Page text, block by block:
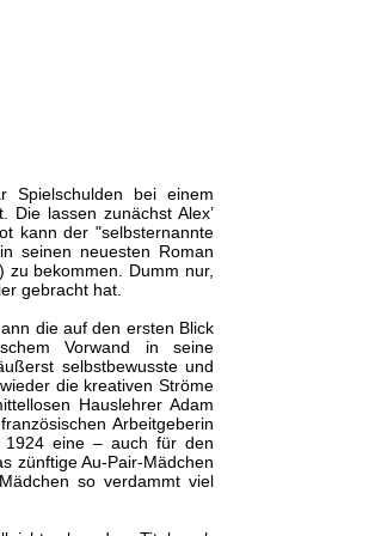
bei einem
lassen zunächst Alex’
kann der "selbsternannte
seinen neuesten Roman
zu bekommen. Dumm nur,
gebracht hat.
die auf den ersten Blick
Vorwand in seine
selbstbewusste und
die kreativen Ströme
Hauslehrer Adam
Arbeitgeberin
1924 eine – auch für den
zünftige Au-Pair-Mädchen
so verdammt viel